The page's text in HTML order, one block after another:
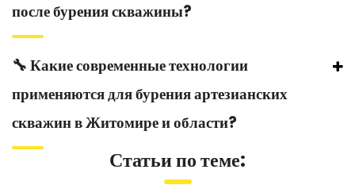
после бурения скважины?
🔧 Какие современные технологии
применяются для бурения артезианских
скважин в Житомире и области?
Статьи по теме: